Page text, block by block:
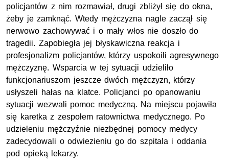
policjantów z nim rozmawiał, drugi zbliżył się do okna,
żeby je zamknąć. Wtedy mężczyzna nagle zaczął się
nerwowo zachowywać i o mały włos nie doszło do
tragedii. Zapobiegła jej błyskawiczna reakcja i
profesjonalizm policjantów, którzy uspokoili agresywnego
mężczyznę. Wsparcia w tej sytuacji udzieliło
funkcjonariuszom jeszcze dwóch mężczyzn, którzy
usłyszeli hałas na klatce. Policjanci po opanowaniu
sytuacji wezwali pomoc medyczną. Na miejscu pojawiła
się karetka z zespołem ratownictwa medycznego. Po
udzieleniu mężczyźnie niezbędnej pomocy medycy
zadecydowali o odwiezieniu go do szpitala i oddania
pod opieką lekarzy.